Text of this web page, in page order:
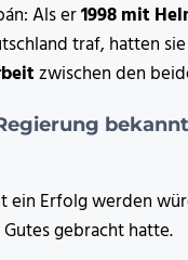
Als er1998 mit
traf, hatten
zwischen den
ein Erfolg werden
gebracht hatte.